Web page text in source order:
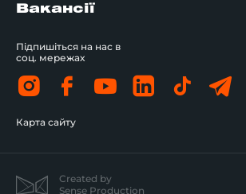
Вакансії
Підпишіться на нас в
соц. мережах
Карта сайту
Created by
Sense Production